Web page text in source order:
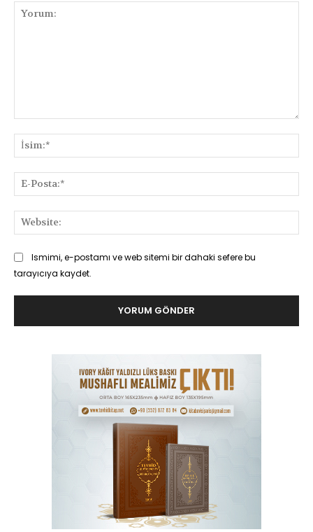
Ismimi, e-postamı ve web sitemi bir dahaki sefere bu
tarayıcıya kaydet.